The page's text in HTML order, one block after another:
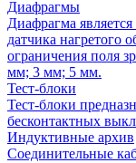
Диафрагмы
Диафрагма
датчика нагретого
ограничения поля
мм; 3 мм; 5 мм.
Тест-блоки
Тест-блоки
бесконтактных
Индуктивные архив
Соединительные